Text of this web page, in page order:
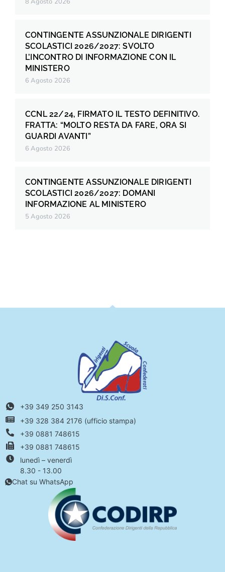
CONTINGENTE ASSUNZIONALE DIRIGENTI
SCOLASTICI 2026/2027: SVOLTO
L’INCONTRO DI INFORMAZIONE CON IL
MINISTERO
6 Agosto 2026
CCNL 22/24, FIRMATO IL TESTO DEFINITIVO.
FRATTA: “MOLTO RESTA DA FARE, ORA SI
GUARDI AVANTI”
6 Agosto 2026
CONTINGENTE ASSUNZIONALE DIRIGENTI
SCOLASTICI 2026/2027: DOMANI
INFORMAZIONE AL MINISTERO
5 Agosto 2026
+39 349 250 3143
+39 328 384 2176 (ufficio stampa)
+39 0881 748615
+39 0881 748615
lunedì – venerdì
8.30 - 13.00
Chat su WhatsApp